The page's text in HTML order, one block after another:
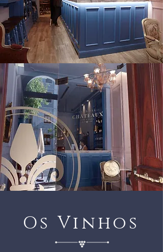
Os Vinhos